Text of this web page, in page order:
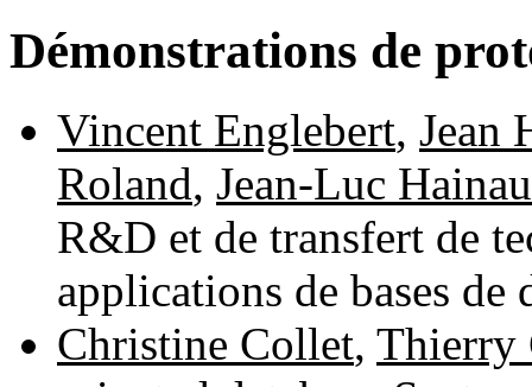
Démonstrations de
Vincent Englebert, Jean
Roland, Jean-Luc
R&D et de transfert de
applications de bases
Christine Collet, Thierry